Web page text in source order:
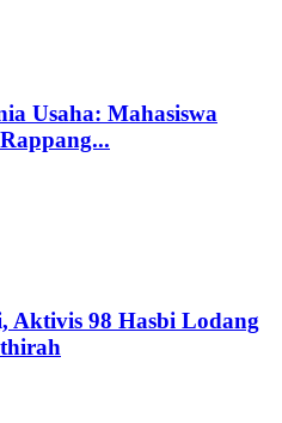
Usaha: Mahasiswa
Aktivis 98 Hasbi Lodang